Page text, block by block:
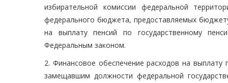
избирательной комиссии федеральной
федерального бюджета, предоставляемых
на выплату пенсий по государственному
Федеральным законом.
2. Финансовое обеспечение расходов на
замещавшим должности федеральной